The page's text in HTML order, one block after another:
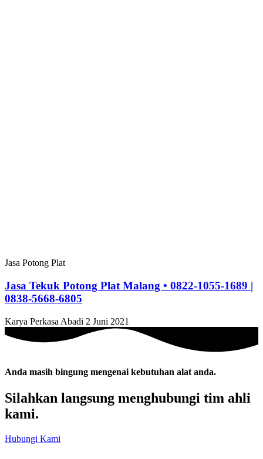
Jasa Potong Plat
Jasa Tekuk Potong Plat Malang • 0822-1055-1689 |
0838-5668-6805
Karya Perkasa Abadi 2 Juni 2021
Anda masih bingung mengenai kebutuhan alat anda.
Silahkan langsung menghubungi tim ahli
kami.
Hubungi Kami